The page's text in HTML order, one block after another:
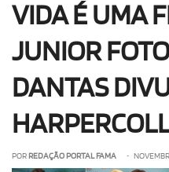
VIDA É UMA
JUNIOR
DANTAS
POR REDAÇÃO PORTAL FAMA •